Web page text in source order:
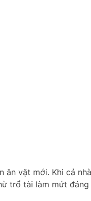
ăn vặt mới. Khi cả
trổ tài làm mứt